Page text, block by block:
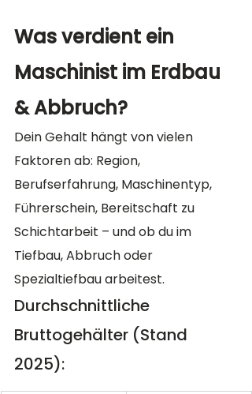
Was verdient ein
Maschinist im Erdbau
& Abbruch?
Dein Gehalt hängt von vielen
Faktoren ab: Region,
Berufserfahrung, Maschinentyp,
Führerschein, Bereitschaft zu
Schichtarbeit – und ob du im
Tiefbau, Abbruch oder
Spezialtiefbau arbeitest.
Durchschnittliche
Bruttogehälter (Stand
2025):